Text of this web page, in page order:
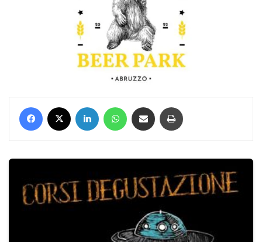
Facebook LinkedIn WhatsApp Condividi via mail